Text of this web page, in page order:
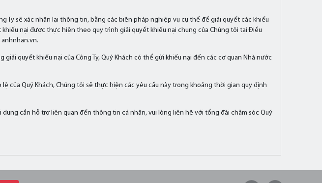
Ty sẽ xác nhận lại thông tin, bằng các biện pháp nghiệp vụ cụ thể để giải quyết các khiếu
nại được thực hiện theo quy trình giải quyết khiếu nại chung của Chúng tôi tại Điều
anhnhan.vn.
giải quyết khiếu nại của Công Ty, Quý Khách có thể gửi khiếu nại đến các cơ quan Nhà nước
của Quý Khách, Chúng tôi sẽ thực hiện các yêu cầu này trong khoảng thời gian quy định
cần hỗ trợ liên quan đến thông tin cá nhân, vui lòng liên hệ với tổng đài chăm sóc Quý